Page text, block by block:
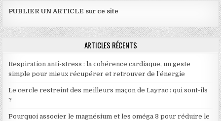
PUBLIER UN ARTICLE sur ce site
ARTICLES RÉCENTS
Respiration anti-stress : la cohérence cardiaque, un geste
simple pour mieux récupérer et retrouver de l’énergie
Le cercle restreint des meilleurs maçon de Layrac : qui sont-ils
?
Pourquoi associer le magnésium et les oméga 3 pour réduire le